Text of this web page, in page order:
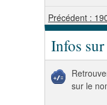
Précédent :
Infos
sur le